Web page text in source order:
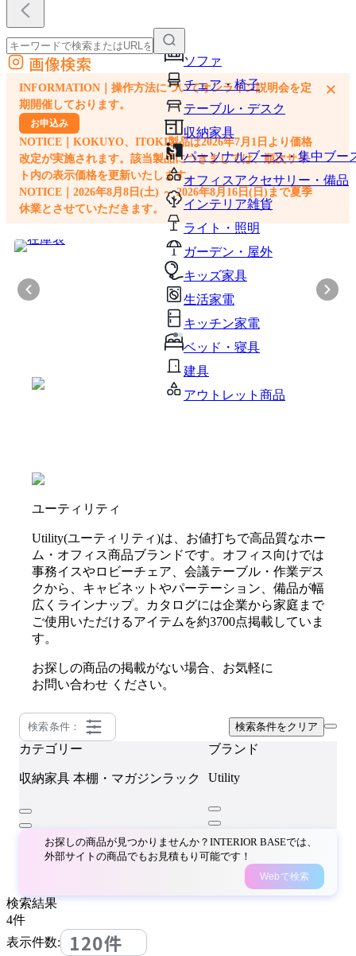
ソファ
チェア・椅子
テーブル・デスク
収納家具
パーソナルブース・集中ブー
オフィスアクセサリー・備品
インテリア雑貨
ライト・照明
ガーデン・屋外
キッズ家具
生活家電
キッチン家電
ベッド・寝具
建具
アウトレット商品
外部サイトの商品をカートに追加
他のサイトで見つけた商品ページのURLを貼り付けて、カートに追加できます
画像検索
INFORMATION｜操作方法についてオンライン説明会を定
期開催しております。
お申込み
NOTICE｜KOKUYO、ITOKI製品は2026年7月1日より価格
改定が実施されます。該当製品につきましては、順次サイ
ト内の表示価格を更新いたします。
NOTICE｜2026年8月8日(土) ～ 2026年8月16日(日)まで夏季
休業とさせていただきます。
×
ユーティリティ
Utility(ユーティリティ)は、お値打ちで高品質なホー
ム・オフィス商品ブランドです。オフィス向けでは
事務イスやロビーチェア、会議テーブル・作業デス
クから、キャビネットやパーテーション、備品が幅
広くラインナップ。カタログには企業から家庭まで
ご使用いただけるアイテムを約3700点掲載していま
す。
お探しの商品の掲載がない場合、お気軽に
お問い合わせ ください。
検索条件： 検索条件をクリア
カテゴリー
収納家具 本棚・マガジンラック
ブランド
Utility
お探しの商品が見つかりませんか？INTERIOR BASEでは、
外部サイトの商品でもお見積もり可能です！
Webで検索
検索結果
4件
表示件数:
120件